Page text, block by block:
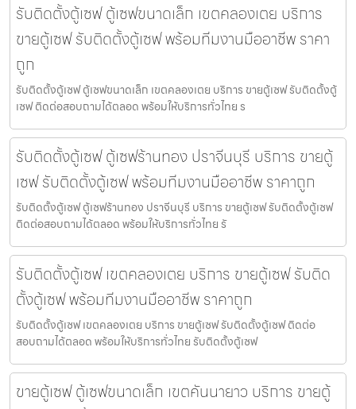
รับติดตั้งตู้เซฟ ตู้เซฟขนาดเล็ก เขตคลองเตย บริการ
ขายตู้เซฟ รับติดตั้งตู้เซฟ พร้อมทีมงานมืออาชีพ ราคา
ถูก
รับติดตั้งตู้เซฟ ตู้เซฟขนาดเล็ก เขตคลองเตย บริการ ขายตู้เซฟ รับติดตั้งตู้
เซฟ ติดต่อสอบถามได้ตลอด พร้อมให้บริการทั่วไทย ร
รับติดตั้งตู้เซฟ ตู้เซฟร้านทอง ปราจีนบุรี บริการ ขายตู้
เซฟ รับติดตั้งตู้เซฟ พร้อมทีมงานมืออาชีพ ราคาถูก
รับติดตั้งตู้เซฟ ตู้เซฟร้านทอง ปราจีนบุรี บริการ ขายตู้เซฟ รับติดตั้งตู้เซฟ
ติดต่อสอบถามได้ตลอด พร้อมให้บริการทั่วไทย รั
รับติดตั้งตู้เซฟ เขตคลองเตย บริการ ขายตู้เซฟ รับติด
ตั้งตู้เซฟ พร้อมทีมงานมืออาชีพ ราคาถูก
รับติดตั้งตู้เซฟ เขตคลองเตย บริการ ขายตู้เซฟ รับติดตั้งตู้เซฟ ติดต่อ
สอบถามได้ตลอด พร้อมให้บริการทั่วไทย รับติดตั้งตู้เซฟ
ขายตู้เซฟ ตู้เซฟขนาดเล็ก เขตคันนายาว บริการ ขายตู้